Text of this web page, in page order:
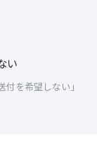
い
を希望しない」